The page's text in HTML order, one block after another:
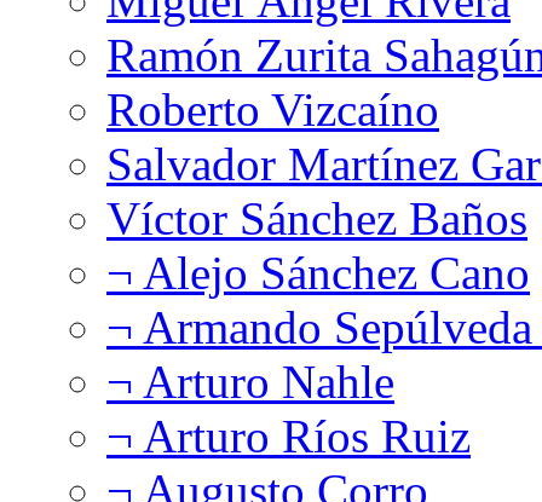
Ramón Zurita
Roberto Vizcaíno
Salvador Martínez
Víctor Sánchez Baños
¬ Alejo Sánchez Cano
¬ Armando
¬ Arturo Nahle
¬ Arturo Ríos Ruiz
¬ Augusto Corro